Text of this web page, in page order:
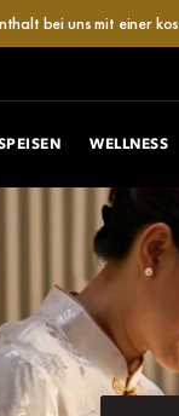
bei uns mit einer
WELLNESS